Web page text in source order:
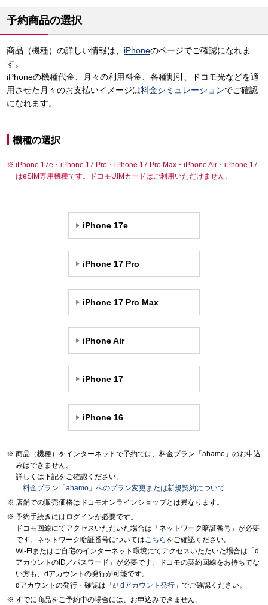
予約商品の選択
商品（機種）の詳しい情報は、 iPhoneのページでご確認になれま
す。
iPhoneの機種代金、月々の利用料金、各種割引、ドコモ光などを適
用させた月々のお支払いイメージは料金シミュレーションでご確認
になれます。
機種の選択
iPhone 17e・iPhone 17 Pro・iPhone 17 Pro Max・iPhone Air・iPhone 17
はeSIM専用機種です。ドコモUIMカードはご利用いただけません。
iPhone 17e
iPhone 17 Pro
iPhone 17 Pro Max
iPhone Air
iPhone 17
iPhone 16
商品（機種）をインターネットで予約では、料金プラン「ahamo」のお申込
みはできません。
詳しくは下記をご確認ください。
料金プラン「ahamo」へのプラン変更または新規契約について
店舗での販売価格はドコモオンラインショップとは異なります。
予約手続きにはログインが必要です。
ドコモ回線にてアクセスいただいた場合は「ネットワーク暗証番号」が必要
です。ネットワーク暗証番号についてはこちら をご確認ください。
Wi-Fiまたはご自宅のインターネット環境にてアクセスいただいた場合は「d
アカウントのID／パスワード」が必要です。ドコモの契約回線をお持ちでな
い方も、dアカウントの発行が可能です。
dアカウントの発行・確認は「
dアカウント発行 」でご確認ください。
すでに商品をご予約中の場合には、お申込みできません。